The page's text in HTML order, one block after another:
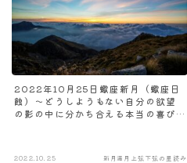
2022年10月25日蠍座新月（蠍座日
蝕）～どうしようもない自分の欲望
の影の中に分かち合える本当の喜び
2022.10.25 新月満月上弦下弦の星読み